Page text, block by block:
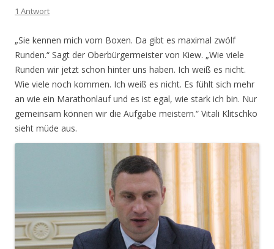
1 Antwort
„Sie kennen mich vom Boxen. Da gibt es maximal zwölf
Runden.“ Sagt der Oberbürgermeister von Kiew. „Wie viele
Runden wir jetzt schon hinter uns haben. Ich weiß es nicht.
Wie viele noch kommen. Ich weiß es nicht. Es fühlt sich mehr
an wie ein Marathonlauf und es ist egal, wie stark ich bin. Nur
gemeinsam können wir die Aufgabe meistern.“ Vitali Klitschko
sieht müde aus.